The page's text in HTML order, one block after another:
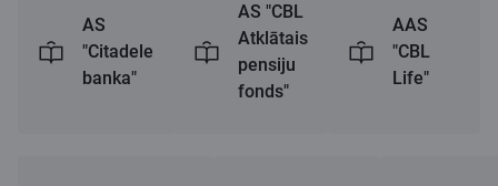
AS
"Citadele
banka"
AS "CBL
Atklātais
pensiju
fonds"
AAS
"CBL
Life"